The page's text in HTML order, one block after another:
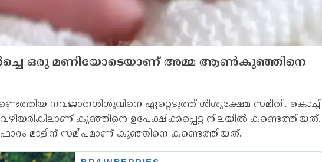
ഒരു മണിയോടെയാണ് അമ്മ ആണ്‍കുഞ്ഞിനെ
നവജാതശിശുവിനെ ഏറ്റെടുത്ത് ശിശുക്ഷേമ സമിതി. കൊച്ചി
കുഞ്ഞിനെ ഉപേക്ഷിക്കപ്പെട്ട നിലയില്‍ കണ്ടെത്തിയത്.
മാളിന് സമീപമാണ് കുഞ്ഞിനെ കണ്ടെത്തിയത്.